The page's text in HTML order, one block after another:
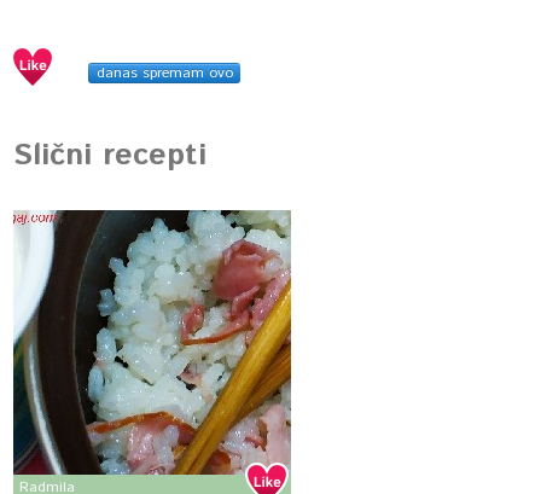
danas spremam ovo
Slični recepti
Radmila